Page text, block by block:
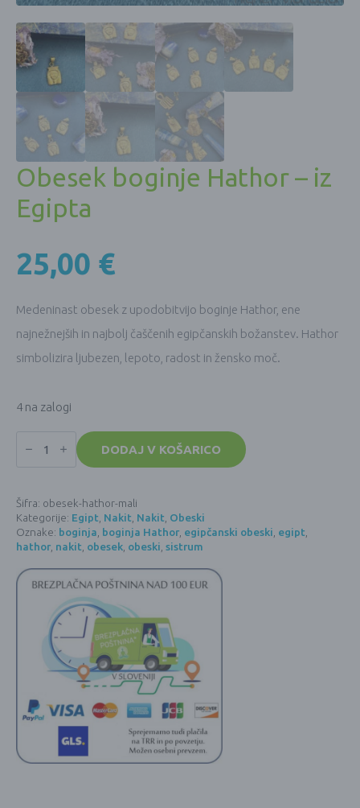
Obesek boginje Hathor – iz
Egipta
25,00 €
Medeninast obesek z upodobitvijo boginje Hathor, ene
najnežnejših in najbolj čaščenih egipčanskih božanstev. Hathor
simbolizira ljubezen, lepoto, radost in žensko moč.
4 na zalogi
boginje
Egipta
količina
DODAJ V KOŠARICO
Šifra: obesek-hathor-mali
Kategorije: Egipt Nakit Nakit Obeski
Oznake: boginja boginja Hathor egipčanski obeski egipt
hathor nakit obesek obeski sistrum